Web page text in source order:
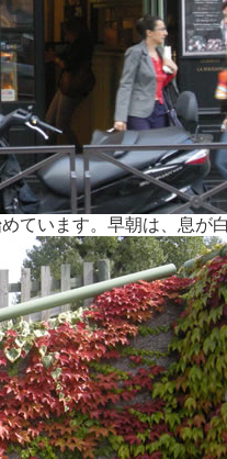
ています。早朝は、息が